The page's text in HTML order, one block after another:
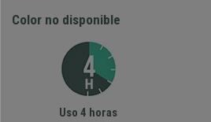
Color no disponible
Uso 4 horas